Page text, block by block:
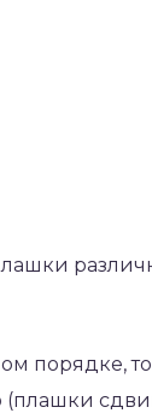
порядке, то